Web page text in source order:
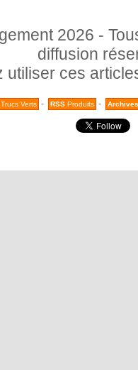
2026 -
diffusion
utiliser ces
Trucs Verts - RSS Produits - Archives